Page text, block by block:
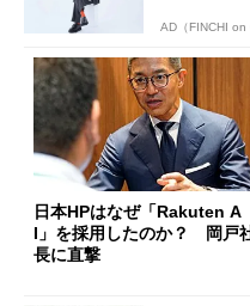
AD（FINCHI on
日本HPはなぜ「Rakuten A
I」を採用したのか？ 岡戸
長に直撃